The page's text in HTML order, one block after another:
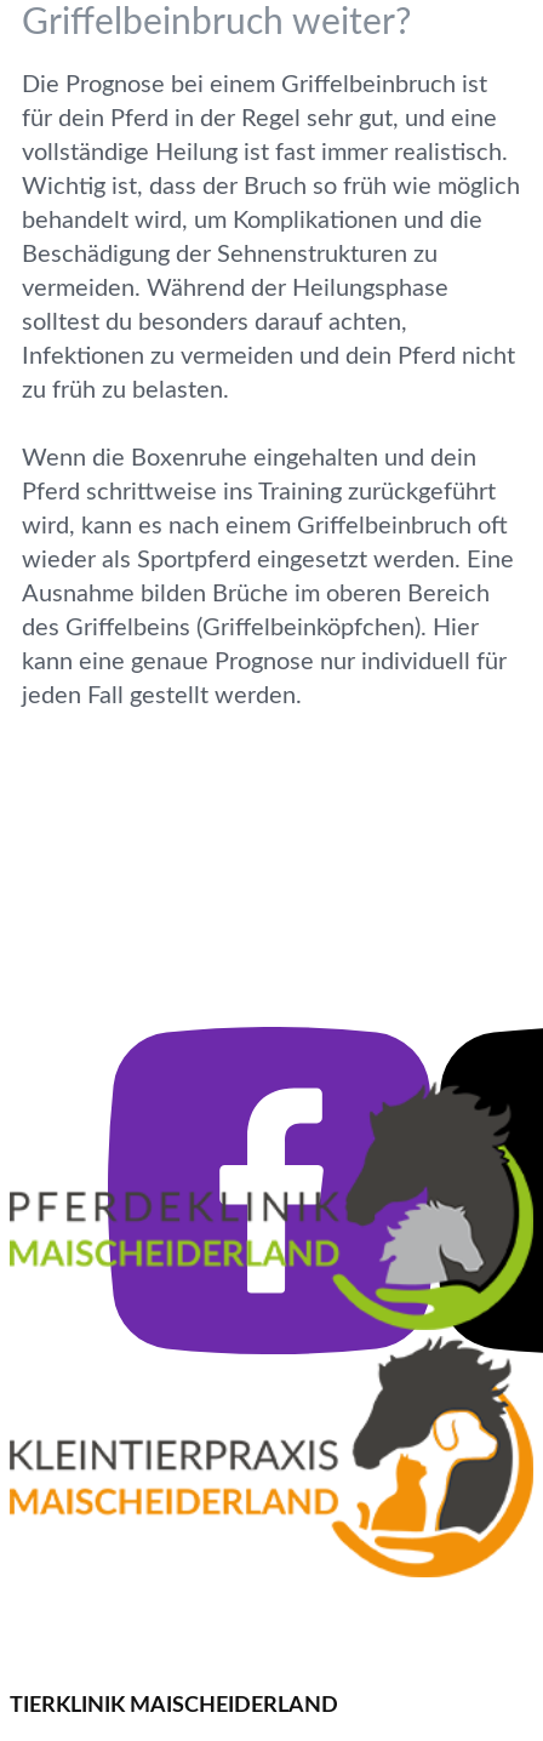
Griffelbeinbruch weiter?
Die Prognose bei einem Griffelbeinbruch ist
für dein Pferd in der Regel sehr gut, und eine
vollständige Heilung ist fast immer realistisch.
Wichtig ist, dass der Bruch so früh wie möglich
behandelt wird, um Komplikationen und die
Beschädigung der Sehnenstrukturen zu
vermeiden. Während der Heilungsphase
solltest du besonders darauf achten,
Infektionen zu vermeiden und dein Pferd nicht
zu früh zu belasten.
Wenn die Boxenruhe eingehalten und dein
Pferd schrittweise ins Training zurückgeführt
wird, kann es nach einem Griffelbeinbruch oft
wieder als Sportpferd eingesetzt werden. Eine
Ausnahme bilden Brüche im oberen Bereich
des Griffelbeins (Griffelbeinköpfchen). Hier
kann eine genaue Prognose nur individuell für
jeden Fall gestellt werden.
TIERKLINIK MAISCHEIDERLAND